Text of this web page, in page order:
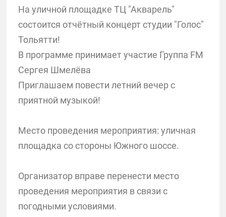
На уличной площадке ТЦ "Акварель"
состоится отчётный концерт студии "Голос"
Тольятти!
В программе принимает участие Группа FM
Сергея Шмелёва
Приглашаем повести летний вечер с
приятной музыкой!
Место проведения мероприятия: уличная
площадка со стороны Южного шоссе.
Организатор вправе перенести место
проведения мероприятия в связи с
погодными условиями.